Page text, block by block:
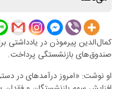
کمال‌الدین پیرموذن در
صندوق‌های بازنشستگی پرداخت.
او نوشت: «امروز درآمدهای در